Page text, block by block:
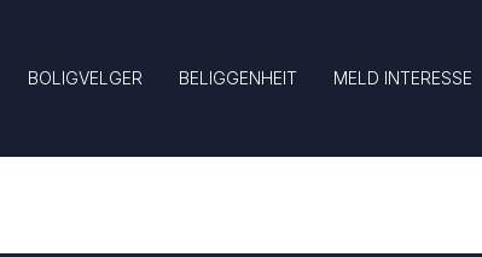
BOLIGVELGER BELIGGENHEIT MELD INTERESSE